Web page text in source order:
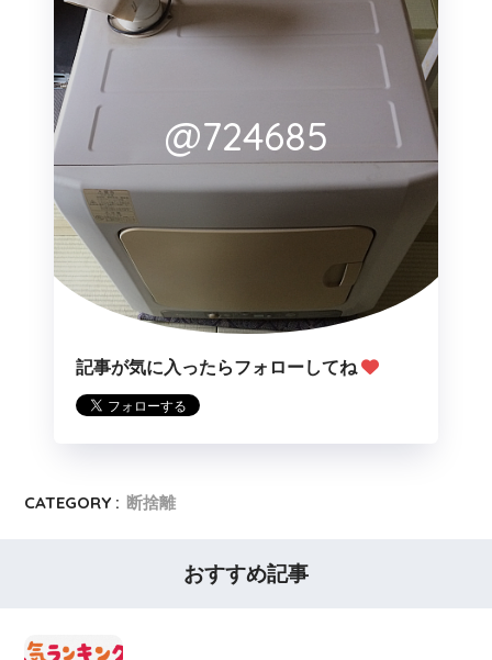
@724685
記事が気に入ったらフォローしてね
CATEGORY : 断捨離
おすすめ記事